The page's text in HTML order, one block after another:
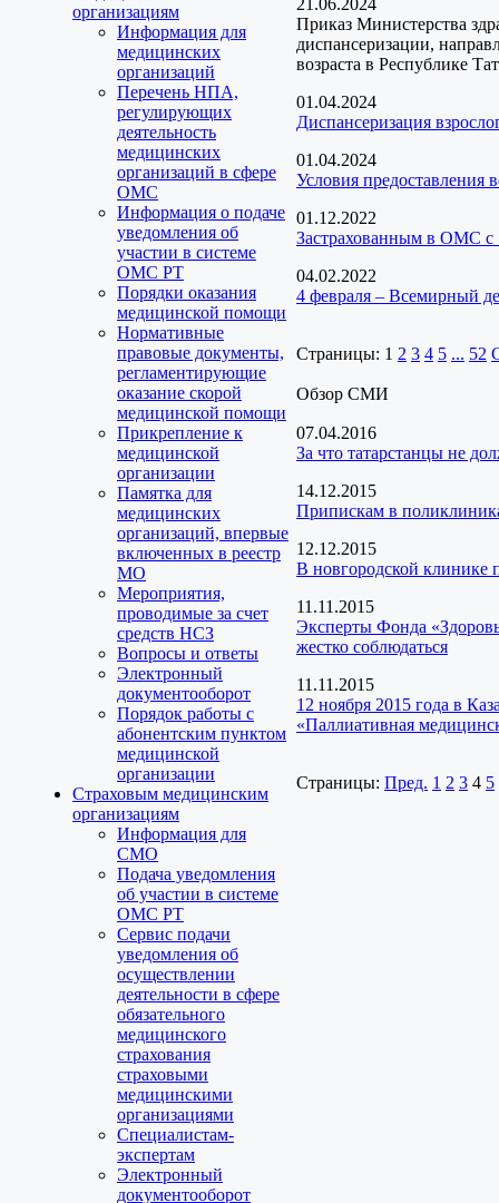
организациям
Информация для
медицинских
организаций
Перечень НПА,
регулирующих
деятельность
медицинских
организаций в сфере
ОМС
Информация о подаче
уведомления об
участии в системе
ОМС РТ
Порядки оказания
медицинской помощи
Нормативные
правовые документы,
регламентирующие
оказание скорой
медицинской помощи
Прикрепление к
медицинской
организации
Памятка для
медицинских
организаций, впервые
включенных в реестр
МО
Мероприятия,
проводимые за счет
средств НСЗ
Вопросы и ответы
Электронный
документооборот
Порядок работы с
абонентским пунктом
медицинской
организации
Страховым медицинским
организациям
Информация для
СМО
Подача уведомления
об участии в системе
ОМС РТ
Сервис подачи
уведомления об
осуществлении
деятельности в сфере
обязательного
медицинского
страхования
страховыми
медицинскими
организациями
Специалистам-
экспертам
Электронный
документооборот
21.06.2024
Приказ Министерства
диспансеризации,
возраста в Республике
01.04.2024
Диспансеризация
01.04.2024
Условия предоставления
01.12.2022
Застрахованным в ОМС с
04.02.2022
4 февраля – Всемирный
Страницы: 1 2 3 4 5 ... 52
Обзор СМИ
07.04.2016
За что татарстанцы не
14.12.2015
Припискам в
12.12.2015
В новгородской
11.11.2015
Эксперты Фонда
жестко соблюдаться
11.11.2015
12 ноября 2015 года в
«Паллиативная
Страницы: Пред. 1 2 3 4 5